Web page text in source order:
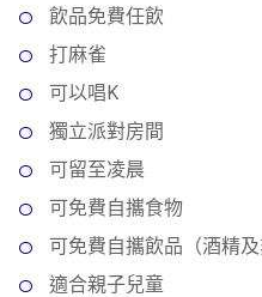
品
即
即
煮
系
聚
子
活
飲品免費任飲
打麻雀
可以唱K
獨立派對房間
可留至凌晨
可免費自攜食物
可免費自攜飲品（酒精及
適合親子兒童